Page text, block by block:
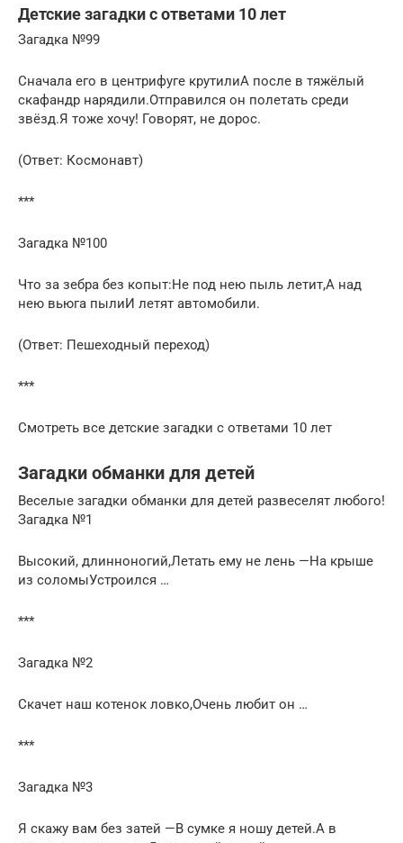
Детские загадки с ответами 10 лет
Загадка №99
Сначала его в центрифуге крутилиА после в тяжёлый
скафандр нарядили.Отправился он полетать среди
звёзд.Я тоже хочу! Говорят, не дорос.
(Ответ: Космонавт)
***
Загадка №100
Что за зебра без копыт:Не под нею пыль летит,А над
нею вьюга пылиИ летят автомобили.
(Ответ: Пешеходный переход)
***
Смотреть все детские загадки с ответами 10 лет
Загадки обманки для детей
Веселые загадки обманки для детей развеселят любого!
Загадка №1
Высокий, длинноногий,Летать ему не лень —На крыше
из соломыУстроился …
***
Загадка №2
Скачет наш котенок ловко,Очень любит он …
***
Загадка №3
Я скажу вам без затей —В сумке я ношу детей.А в